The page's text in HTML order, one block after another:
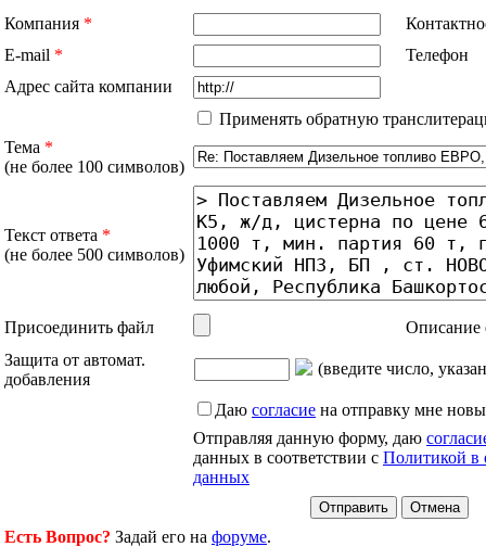
Компания *
E-mail *
Телефон
Адрес сайта компании
Применять обратную
Тема *
(не более 100 символов)
Текст ответа *
(не более 500 символов)
Присоединить файл
Описание
Защита от автомат.
добавления
(введите число,
Даю согласие на отправку мне
Отправляя данную форму, даю
данных в соответствии с Политикой в
данных
Есть Вопрос? Задай его на форуме.